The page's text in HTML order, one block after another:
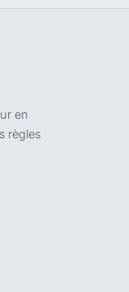
en
règles